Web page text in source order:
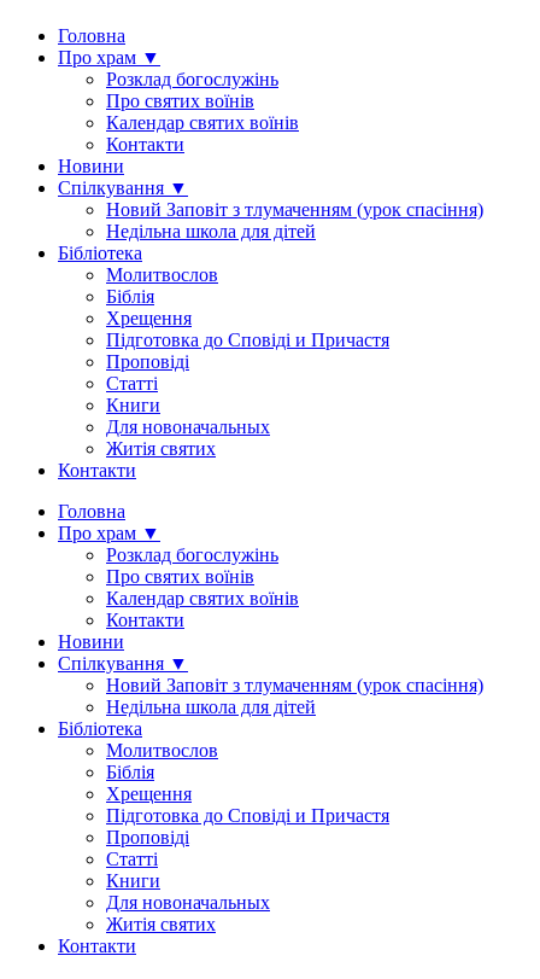
Головна
Про храм ▼
Розклад богослужінь
Про святих воїнів
Календар святих воїнів
Контакти
Новини
Спілкування ▼
Новий Заповіт з тлумаченням (урок спасіння)
Недільна школа для дітей
Бібліотека
Молитвослов
Біблія
Хрещення
Підготовка до Сповіді и Причастя
Проповіді
Статті
Книги
Для новоначальных
Житія святих
Контакти
Головна
Про храм ▼
Розклад богослужінь
Про святих воїнів
Календар святих воїнів
Контакти
Новини
Спілкування ▼
Новий Заповіт з тлумаченням (урок спасіння)
Недільна школа для дітей
Бібліотека
Молитвослов
Біблія
Хрещення
Підготовка до Сповіді и Причастя
Проповіді
Статті
Книги
Для новоначальных
Житія святих
Контакти